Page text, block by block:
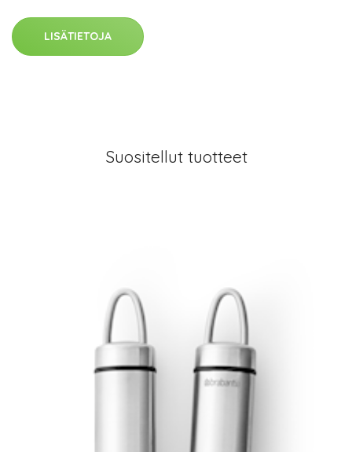
LISÄTIETOJA
Suositellut tuotteet